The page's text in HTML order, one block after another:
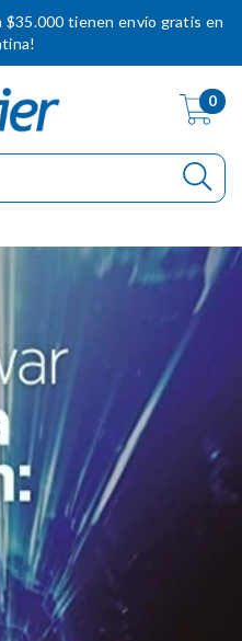
$35.000 tienen envío gratis en
0